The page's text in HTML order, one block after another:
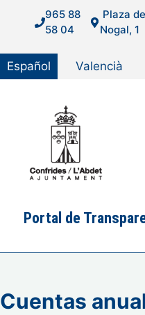
965 88
58 04
Plaza
Nogal, 1
Español Valencià
Portal de
Cuentas